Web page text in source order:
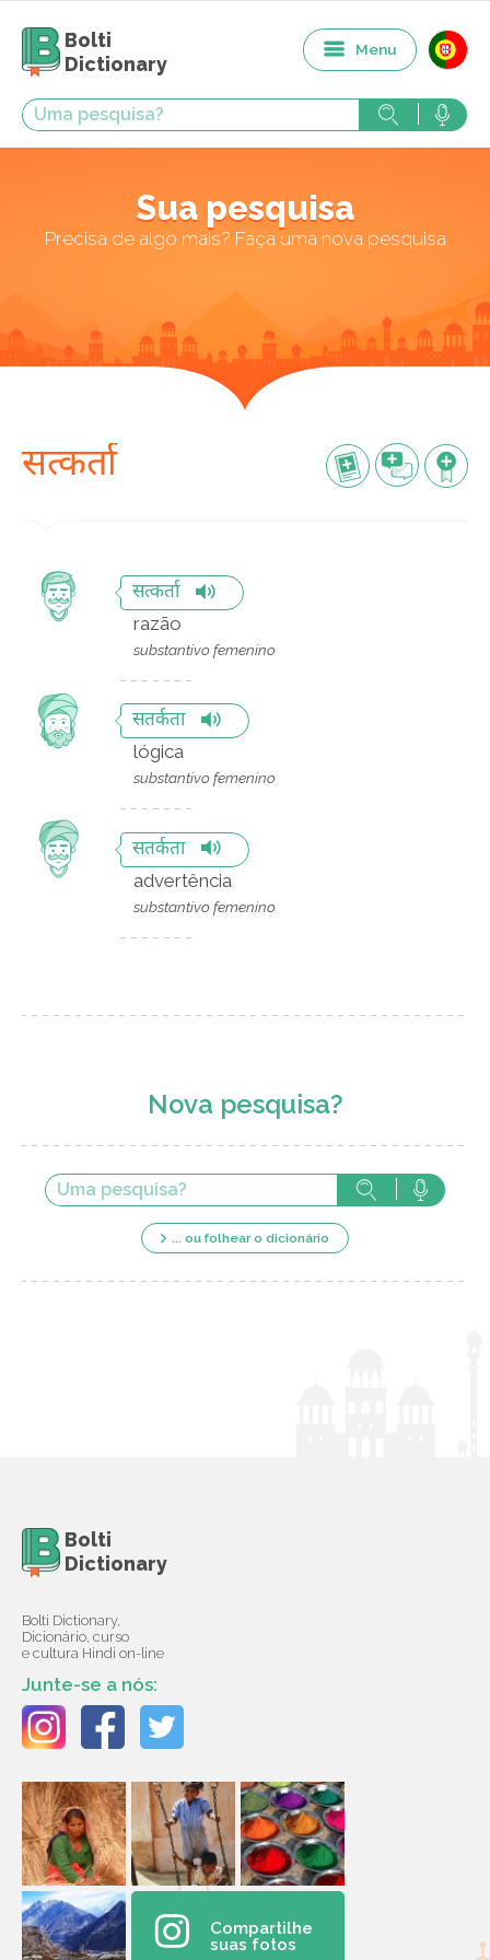
Bolti
Dictionary
Menu
Sua pesquisa
Precisa de algo mais? Faça uma nova pesquisa
सत्कर्ता
सत्कर्ता
razão
substantivo femenino
सतर्कता
lógica
substantivo femenino
सतर्कता
advertência
substantivo femenino
Nova pesquisa?
... ou folhear o dicionário
Bolti
Dictionary
Bolti Dictionary,
Dicionário, curso
e cultura Hindi on-line
Junte-se a nós:
Compartilhe
suas fotos